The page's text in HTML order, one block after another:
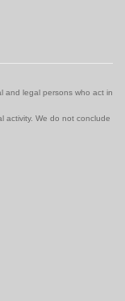
and legal persons who act in
activity. We do not conclude